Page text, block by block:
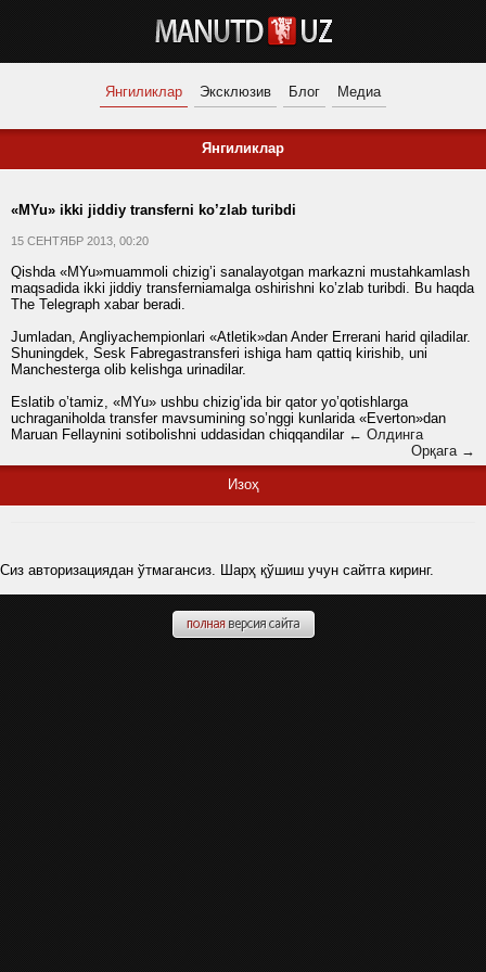
Янгиликлар Эксклюзив Блог Медиа
Янгиликлар
«MYu» ikki jiddiy transferni ko’zlab turibdi
15 СЕНТЯБР 2013, 00:20
Qishda «MYu»muammoli chizig’i sanalayotgan markazni mustahkamlash
maqsadida ikki jiddiy transferniamalga oshirishni ko’zlab turibdi. Bu haqda
The Telegraph xabar beradi.
Jumladan, Angliyachempionlari «Atletik»dan Ander Errerani harid qiladilar.
Shuningdek, Sesk Fabregastransferi ishiga ham qattiq kirishib, uni
Manchesterga olib kelishga urinadilar.
Eslatib o’tamiz, «MYu» ushbu chizig’ida bir qator yo’qotishlarga
uchraganiholda transfer mavsumining so’nggi kunlarida «Everton»dan
Maruan Fellaynini sotibolishni uddasidan chiqqandilar ← Олдинга
Орқага →
Изоҳ
Сиз авторизациядан ўтмагансиз. Шарҳ қўшиш учун сайтга киринг.